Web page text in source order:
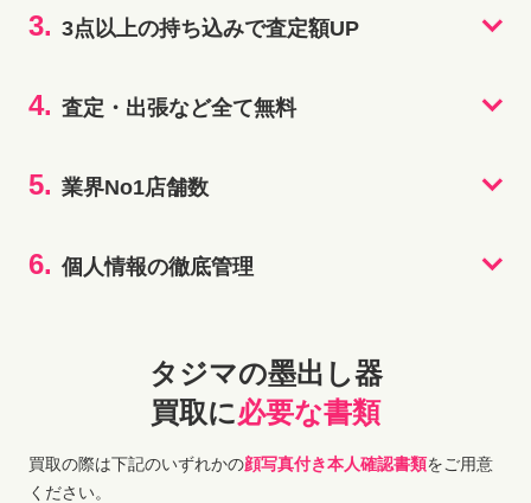
3. 3点以上の持ち込みで査定額UP
4. 査定・出張など全て無料
5. 業界No1店舗数
6. 個人情報の徹底管理
タジマの墨出し器
買取に必要な書類
買取の際は下記のいずれかの顔写真付き本人確認書類をご用意
ください。